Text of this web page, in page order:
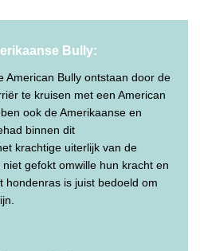
Bully:
American Bully ontstaan door de
te kruisen met een American
ook de Amerikaanse en
binnen dit
krachtige uiterlijk van de
gefokt omwille hun kracht en
hondenras is juist bedoeld om